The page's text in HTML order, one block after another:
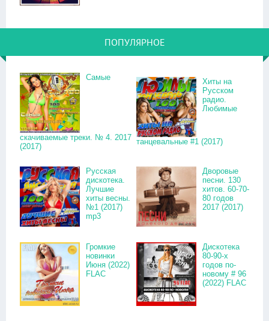
ПОПУЛЯРНОЕ
Самые
скачиваемые треки. № 4. 2017
(2017)
Хиты на
Русском
радио.
Любимые
танцевальные #1 (2017)
Русская
дискотека.
Лучшие
хиты весны.
№1 (2017)
mp3
Дворовые
песни. 130
хитов. 60-70-
80 годов
2017 (2017)
Громкие
новинки
Июня (2022)
FLAC
Дискотека
80-90-х
годов по-
новому # 96
(2022) FLAC